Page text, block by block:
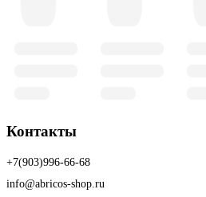
Контакты
+7(903)996-66-68
info@abricos-shop.ru